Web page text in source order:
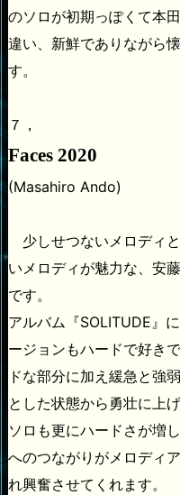
のソロが初期っぽくて本
違い、新鮮でありながら
す。
７，
Faces 2020
(Masahiro Ando)
少しせつないメロディ
いメロディが魅力な、安
です。
アルバム『SOLITUDE』
ージョンもハードで好き
ドな部分に加え緩急と強
とした状態から勇壮に上
ソロも更にハードさが増
へのつながりがメロディ
れ興奮させてくれます。